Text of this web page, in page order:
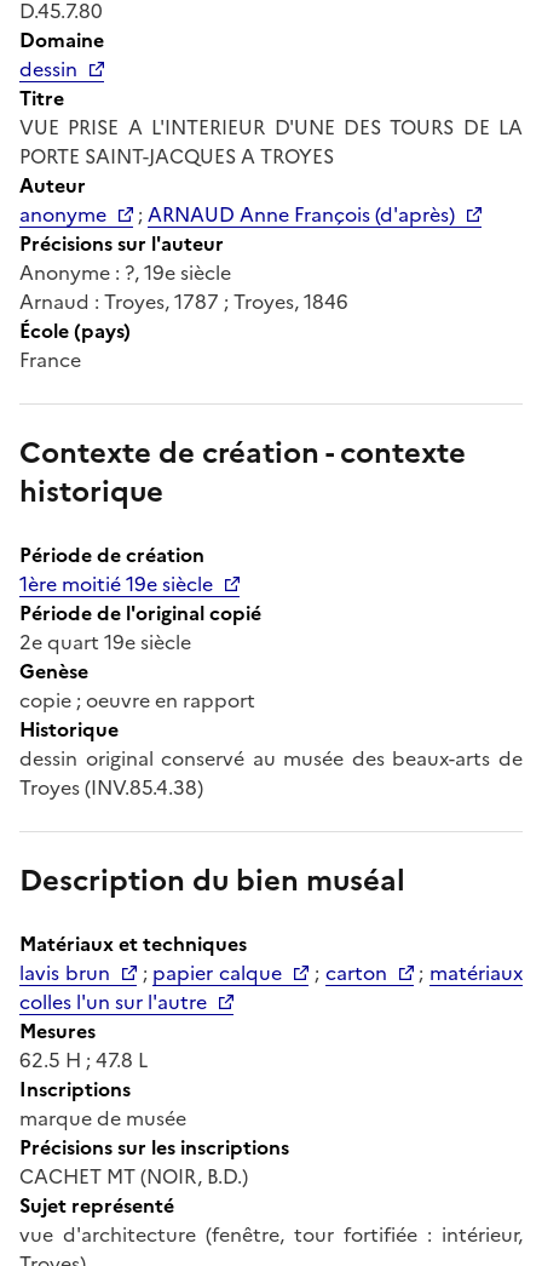
D.45.7.80
Domaine
dessin
Titre
VUE PRISE A L'INTERIEUR D'UNE DES TOURS DE LA
PORTE SAINT-JACQUES A TROYES
Auteur
anonyme
;ARNAUD Anne François (d'après)
Précisions sur l'auteur
Anonyme : ?, 19e siècle
Arnaud : Troyes, 1787 ; Troyes, 1846
École (pays)
France
Contexte de création - contexte
historique
Période de création
1ère moitié 19e siècle
Période de l'original copié
2e quart 19e siècle
Genèse
copie ; oeuvre en rapport
Historique
dessin original conservé au musée des beaux-arts de
Troyes (INV.85.4.38)
Description du bien muséal
Matériaux et techniques
lavis brun
; papier calque ; carton ; matériaux
colles l'un sur l'autre
Mesures
62.5 H ; 47.8 L
Inscriptions
marque de musée
Précisions sur les inscriptions
CACHET MT (NOIR, B.D.)
Sujet représenté
vue d'architecture (fenêtre, tour fortifiée : intérieur,